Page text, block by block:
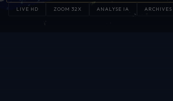
LIVE HD ZOOM 32X ANALYSE IA ARCHIVES